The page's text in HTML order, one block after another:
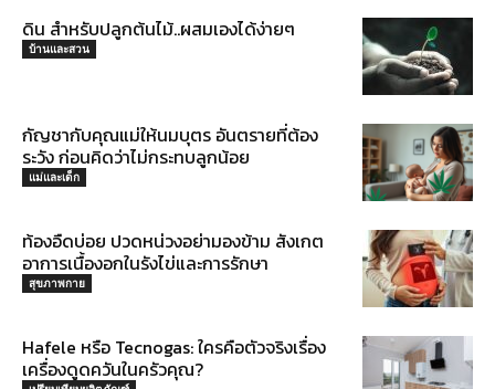
ดิน สำหรับปลูกต้นไม้..ผสมเองได้ง่ายๆ
บ้านและสวน
กัญชากับคุณแม่ให้นมบุตร อันตรายที่ต้อง
ระวัง ก่อนคิดว่าไม่กระทบลูกน้อย
แม่และเด็ก
ท้องอืดบ่อย ปวดหน่วงอย่ามองข้าม สังเกต
อาการเนื้องอกในรังไข่และการรักษา
สุขภาพกาย
Hafele หรือ Tecnogas: ใครคือตัวจริงเรื่อง
เครื่องดูดควันในครัวคุณ?